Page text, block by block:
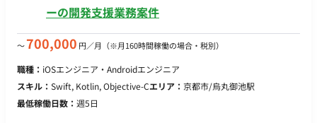
ーティングはチーム合同で実施しており、プロダクトやシステ
て価値提供に取り組んでいただきます。ご本人のスキルと希望
（Google Cloud / Azure）や、他メンバーのメンタリングとい
った業務に取り組むことも可能です。 【応募資格（必須）】 ・
生成AI（外部API等）を組み込んだWebアプリケーションにおけ
ーの開発支援業務案件
〜700,000 円／月 （※月160時間稼働の場合・税別）
職種： iOSエンジニア・Androidエンジニア
スキル： Swift, Kotlin, Objective-Cエリア： 京都市/烏丸御池駅
最低稼働日数： 週5日